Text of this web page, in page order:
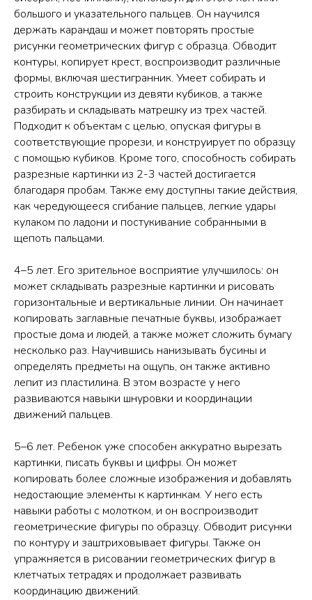
большого и указательного пальцев. Он научился
держать карандаш и может повторять простые
рисунки геометрических фигур с образца. Обводит
контуры, копирует крест, воспроизводит различные
формы, включая шестигранник. Умеет собирать и
строить конструкции из девяти кубиков, а также
разбирать и складывать матрешку из трех частей.
Подходит к объектам с целью, опуская фигуры в
соответствующие прорези, и конструирует по образцу
с помощью кубиков. Кроме того, способность собирать
разрезные картинки из 2-3 частей достигается
благодаря пробам. Также ему доступны такие действия,
как чередующееся сгибание пальцев, легкие удары
кулаком по ладони и постукивание собранными в
щепоть пальцами.
4–5 лет. Его зрительное восприятие улучшилось: он
может складывать разрезные картинки и рисовать
горизонтальные и вертикальные линии. Он начинает
копировать заглавные печатные буквы, изображает
простые дома и людей, а также может сложить бумагу
несколько раз. Научившись нанизывать бусины и
определять предметы на ощупь, он также активно
лепит из пластилина. В этом возрасте у него
развиваются навыки шнуровки и координации
движений пальцев.
5–6 лет. Ребенок уже способен аккуратно вырезать
картинки, писать буквы и цифры. Он может
копировать более сложные изображения и добавлять
недостающие элементы к картинкам. У него есть
навыки работы с молотком, и он воспроизводит
геометрические фигуры по образцу. Обводит рисунки
по контуру и заштриховывает фигуры. Также он
упражняется в рисовании геометрических фигур в
клетчатых тетрадях и продолжает развивать
координацию движений.